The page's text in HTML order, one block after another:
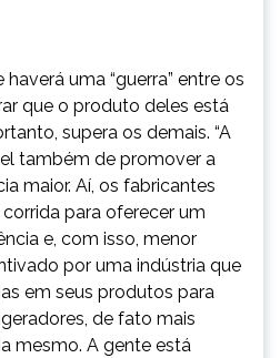
uma “guerra” entre os
que o produto deles está
supera os demais. “A
também de promover a
maior. Aí, os fabricantes
para oferecer um
e, com isso, menor
por uma indústria que
em seus produtos para
de fato mais
mesmo. A gente está